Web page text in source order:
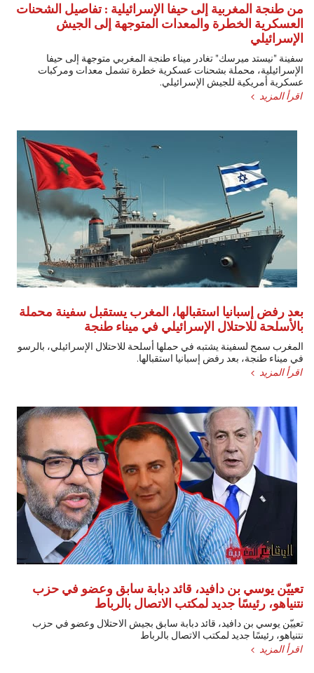
من طنجة المغربية إلى حيفا الإسرائيلية : تفاصيل الشحنات
العسكرية الخطرة والمعدات المتوجهة إلى الجيش
الإسرائيلي
سفينة "نيستد ميرسك" تغادر ميناء طنجة المغربي متوجهة إلى حيفا
الإسرائيلية، محملة بشحنات عسكرية خطرة تشمل معدات ومركبات
عسكرية أمريكية للجيش الإسرائيلي.
اقرأ المزيد
بعد رفض إسبانيا استقبالها، المغرب يستقبل سفينة محملة
بالأسلحة للاحتلال الإسرائيلي في ميناء طنجة
المغرب سمح لسفينة يشتبه في حملها أسلحة للاحتلال الإسرائيلي، بالرسو
في ميناء طنجة، بعد رفض إسبانيا استقبالها.
اقرأ المزيد
تعييّن يوسي بن دافيد، قائد دبابة سابق وعضو في حزب
نتنياهو، رئيسًا جديد لمكتب الاتصال بالرباط
تعييّن يوسي بن دافيد، قائد دبابة سابق بجيش الاحتلال وعضو في حزب
نتنياهو، رئيسًا جديد لمكتب الاتصال بالرباط
اقرأ المزيد